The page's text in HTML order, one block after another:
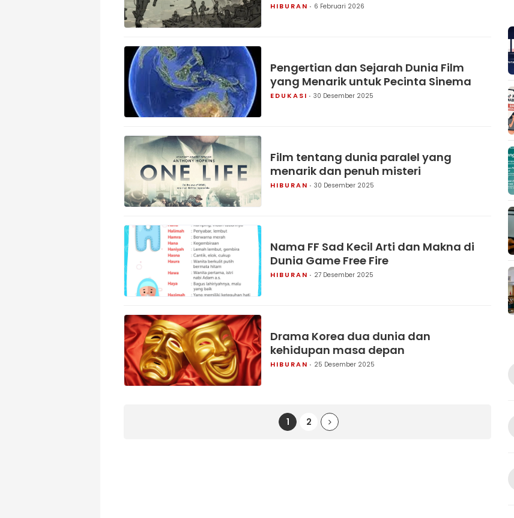
HIBURAN 6 Februari 2026
Pengertian dan Sejarah Dunia Film
yang Menarik untuk Pecinta Sinema
EDUKASI 30 Desember 2025
Film tentang dunia paralel yang
menarik dan penuh misteri
HIBURAN 30 Desember 2025
Nama FF Sad Kecil Arti dan Makna di
Dunia Game Free Fire
HIBURAN 27 Desember 2025
Drama Korea dua dunia dan
kehidupan masa depan
HIBURAN 25 Desember 2025
1 2